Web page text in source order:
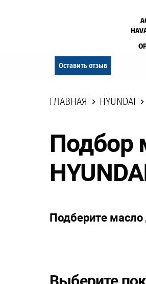
Оставить отзыв
ГЛАВНАЯ HYUNDAI
Подбор
Подберите